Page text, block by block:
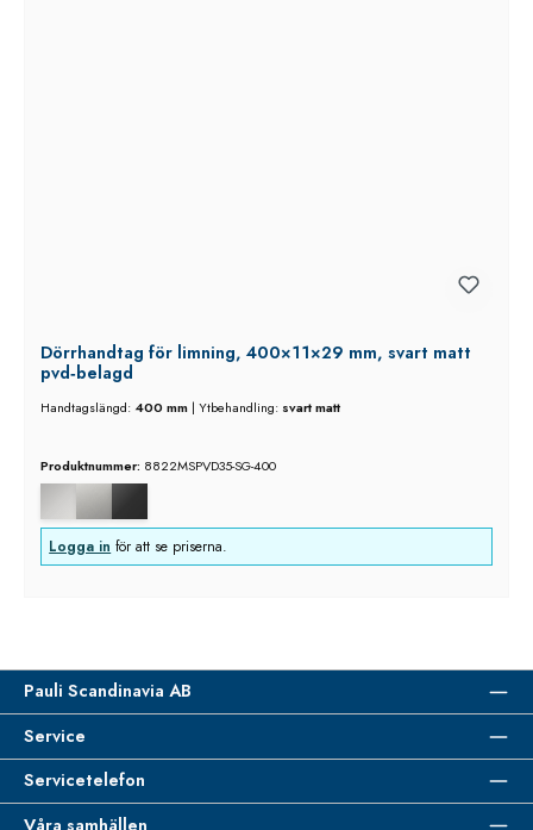
Dörrhandtag för limning, 400×11×29 mm, svart matt
pvd‑belagd
Handtagslängd: 400 mm | Ytbehandling: svart matt
Produktnummer: 8822MSPVD35-SG-400
Logga in för att se priserna.
Pauli Scandinavia AB
Service
Servicetelefon
Våra samhällen